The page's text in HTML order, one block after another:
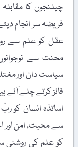
چیلنجوں کا
فریضہ سر انجام
عقل کو علم سے
محنت سے
سیاست دان اور
فائز کرتے چلے آئے
اساتذہ انسان کو
سے محبت، امن اور
کو علم کی روشنی